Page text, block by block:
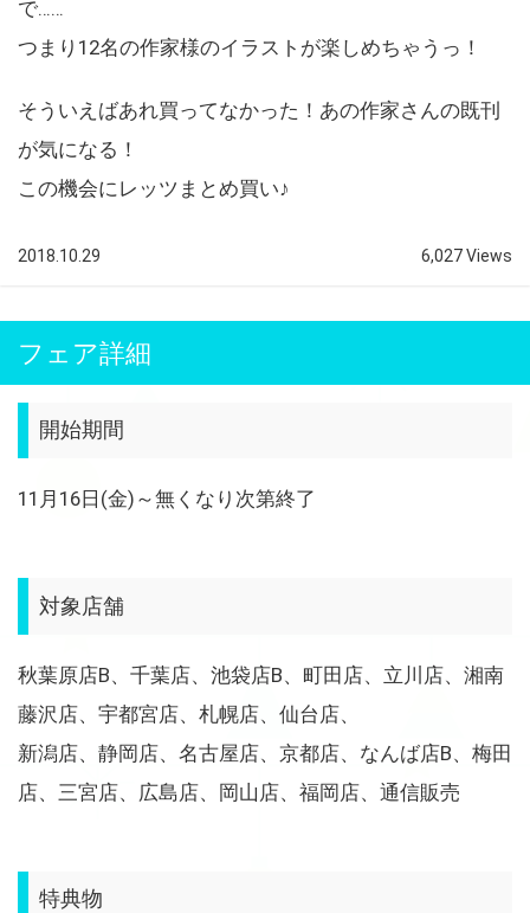
で……
つまり12名の作家様のイラストが楽しめちゃうっ！
そういえばあれ買ってなかった！あの作家さんの既刊
が気になる！
この機会にレッツまとめ買い♪
2018.10.29 6,027 Views
フェア詳細
開始期間
11月16日(金)～無くなり次第終了
対象店舗
秋葉原店B、千葉店、池袋店B、町田店、立川店、湘南
藤沢店、宇都宮店、札幌店、仙台店、
新潟店、静岡店、名古屋店、京都店、なんば店B、梅田
店、三宮店、広島店、岡山店、福岡店、通信販売
特典物